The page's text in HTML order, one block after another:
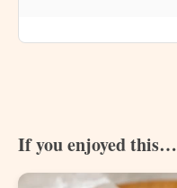
If you enjoyed this…